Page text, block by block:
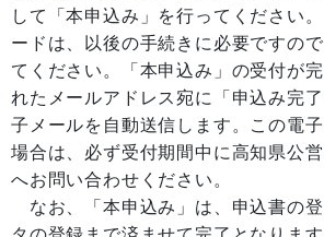
して「本申込み」を行ってください
ードは、以後の手続きに必要ですの
てください。「本申込み」の受付が
れたメールアドレス宛に「申込み完
子メールを自動送信します。この電
場合は、必ず受付期間中に高知県公
へお問い合わせください。
なお、「本申込み」は、申込書の